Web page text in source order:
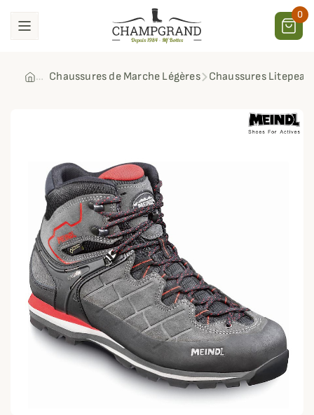
0
Chaussures de Marche Légères Chaussures Litepeak